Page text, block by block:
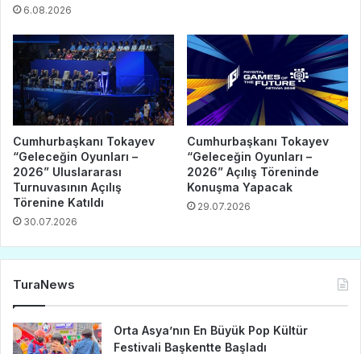
6.08.2026
Cumhurbaşkanı Tokayev
“Geleceğin Oyunları –
2026” Uluslararası
Turnuvasının Açılış
Törenine Katıldı
30.07.2026
Cumhurbaşkanı Tokayev
“Geleceğin Oyunları –
2026” Açılış Töreninde
Konuşma Yapacak
29.07.2026
TuraNews
Orta Asya’nın En Büyük Pop Kültür
Festivali Başkentte Başladı